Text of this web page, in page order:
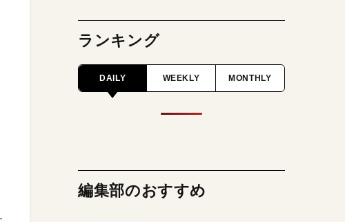
ランキング
DAILY WEEKLY MONTHLY
編集部のおすすめ